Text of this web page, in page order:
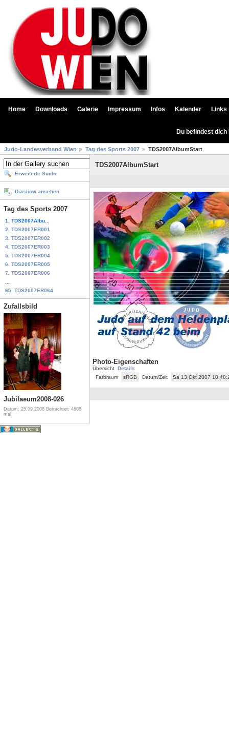
Home Downloads Galerie Impressum Infos Kalender Links
Du befindest
Judo-Landesverband Wien Tag des Sports 2007 TDS2007AlbumStart
Erweiterte Suche
Diashow ansehen
Tag des Sports 2007
1. TDS2007Albu...
2. TDS2007ER001
3. TDS2007ER002
4. TDS2007ER003
5. TDS2007ER004
6. TDS2007ER005
7. TDS2007ER006
65. TDS2007ER064
Zufallsbild
Jubilaeum2008-026
Datum: 25.09.2008 Betrachtet: 4608
mal
TDS2007AlbumStart
Photo-Eigenschaften
Übersicht Details
Farbraum
sRGB Datum/Zeit Sa 13 Okt 2007